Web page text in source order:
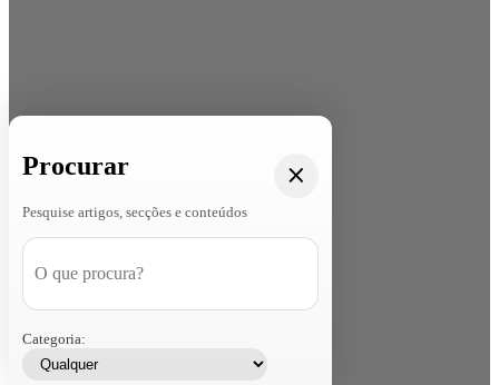
Procurar
Pesquise artigos, secções e conteúdos
Categoria: